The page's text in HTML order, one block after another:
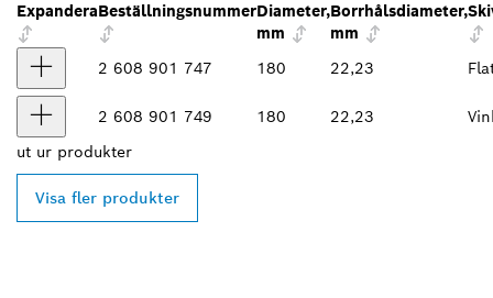
ExpanderaBeställningsnummerDiameter,
mm
Borrhålsdiameter,
mm
2 608 901 747 180 22,23
2 608 901 749 180 22,23
ut ur produkter
Visa fler produkter